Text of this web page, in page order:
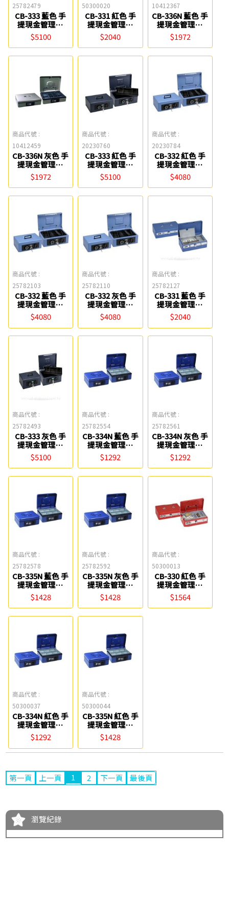
25782479
CB-333 藍色 手
提現金管理箱
Life
$5100
50300020
CB-331 紅色 手
提現金管理箱
Life
$2040
10412367
CB-336N 藍色 手
提現金管理箱
Life
$1972
商品代號 :
10412459
CB-336N 灰色 手
提現金管理箱
Life
$1972
商品代號 :
20230760
CB-333 紅色 手
提現金管理箱
Life
$5100
商品代號 :
20230784
CB-332 紅色 手
提現金管理箱
Life
$4080
商品代號 :
25782103
CB-332 藍色 手
提現金管理箱
Life
$4080
商品代號 :
25782110
CB-332 灰色 手
提現金管理箱
Life
$4080
商品代號 :
25782127
CB-331 藍色 手
提現金管理箱
Life
$2040
商品代號 :
25782493
CB-333 灰色 手
提現金管理箱
Life
$5100
商品代號 :
25782554
CB-334N 藍色 手
提現金管理箱
Life
$1292
商品代號 :
25782561
CB-334N 灰色 手
提現金管理箱
Life
$1292
商品代號 :
25782578
CB-335N 藍色 手
提現金管理箱
Life
$1428
商品代號 :
25782592
CB-335N 灰色 手
提現金管理箱
Life
$1428
商品代號 :
50300013
CB-330 紅色 手
提現金管理箱
Life
$1564
商品代號 :
50300037
CB-334N 紅色 手
提現金管理箱
Life
$1292
商品代號 :
50300044
CB-335N 紅色 手
提現金管理箱
Life
$1428
第一頁 上一頁 1 2 下一頁 最後頁
瀏覽紀錄